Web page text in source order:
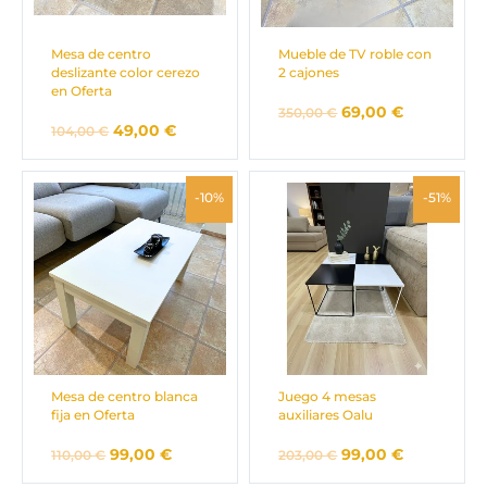
Mesa de centro
deslizante color cerezo
en Oferta
104,00€ 49,00€
Mueble de TV roble con
2 cajones
350,00€ 69,00€
-10%
Mesa de centro blanca
fija en Oferta
110,00€
El
precio
original
era:
110,00 €.
99,00€
El
precio
actual
es:
99,00 €.
-51%
Juego 4 mesas
auxiliares Oalu
203,00€
El
precio
original
era:
203,00 €.
99,00€
El
precio
actual
es:
99,00 €.